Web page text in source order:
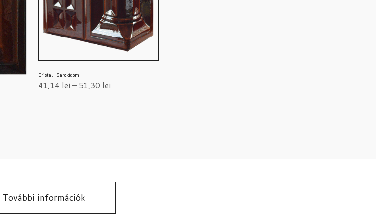
Cristal - Sarokidom
41,14 lei – 51,30 lei
További információk